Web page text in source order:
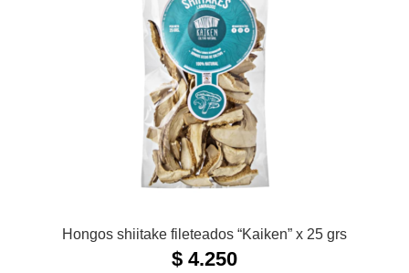
Hongos shiitake fileteados “Kaiken” x 25 grs
$ 4.250